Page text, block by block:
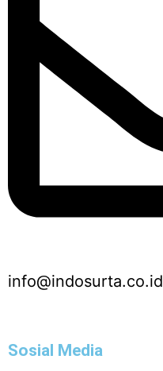
info@indosurta.co.id
Sosial Media